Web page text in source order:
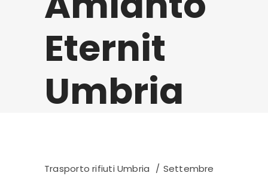
Eternit
Umbria
Trasporto rifiuti Umbria
Settembre